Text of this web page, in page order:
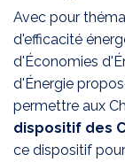
Avec pour
d'efficacité
d'Économies
d'Énergie
permettre aux
dispositif des
ce dispositif pour